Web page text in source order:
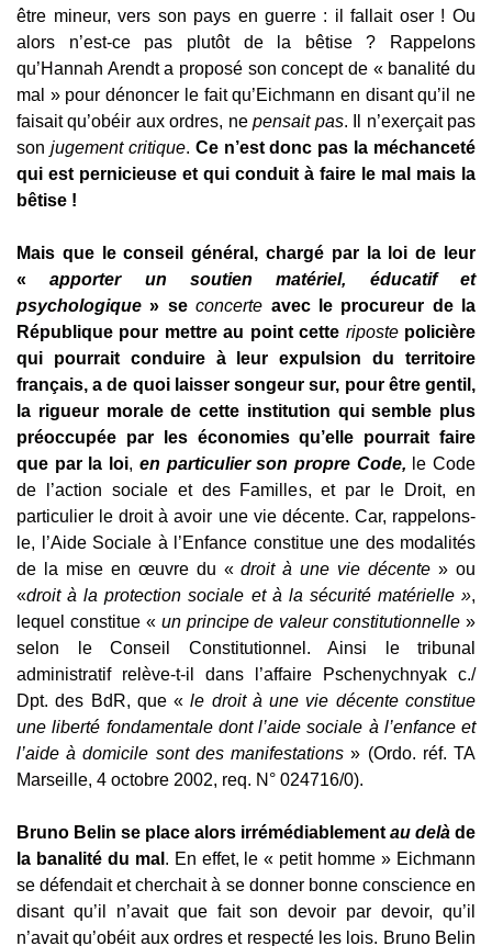
être mineur, vers son pays en guerre : il fallait oser ! Ou
alors n’est-ce pas plutôt de la bêtise ? Rappelons
qu’Hannah Arendt a proposé son concept de « banalité du
mal » pour dénoncer le fait qu’Eichmann en disant qu’il ne
faisait qu’obéir aux ordres, nepensait pas. Il n’exerçait pas
son jugement critique. Ce n’est donc pas la méchanceté
qui est pernicieuse et qui conduit à faire le mal mais la
bêtise !
Mais que le conseil général, chargé par la loi de leur
«apporter un soutien matériel, éducatif et
psychologique » seconcerte avec le procureur de la
République pour mettre au point cette ripostepolicière
qui pourrait conduire à leur expulsion du territoire
français, a de quoi laisser songeur sur, pour être gentil,
la rigueur morale de cette institution qui semble plus
préoccupée par les économies qu’elle pourrait faire
que par la loi, en particulier son propre Code, le Code
de l’action sociale et des Familles, et par le Droit, en
particulier le droit à avoir une vie décente. Car, rappelons-
le, l’Aide Sociale à l’Enfance constitue une des modalités
de la mise en œuvre du «droit à une vie décente » ou
«droit à la protection sociale et à la sécurité matérielle »,
lequel constitue « un principe de valeur constitutionnelle »
selon le Conseil Constitutionnel. Ainsi le tribunal
administratif relève-t-il dans l’affaire Pschenychnyak c./
Dpt. des BdR, que «le droit à une vie décente constitue
une liberté fondamentale dont l’aide sociale à l’enfance et
l’aide à domicile sont des manifestations » (Ordo. réf. TA
Marseille, 4 octobre 2002, req. N° 024716/0).
Bruno Belin se place alors irrémédiablement au delà de
la banalité du mal . En effet, le « petit homme » Eichmann
se défendait et cherchait à se donner bonne conscience en
disant qu’il n’avait que fait son devoir par devoir, qu’il
n’avait qu’obéit aux ordres et respecté les lois. Bruno Belin